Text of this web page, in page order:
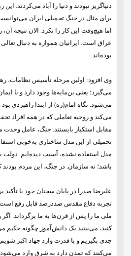
دنیاگریز نبودند و دنیا را آباد می‌کردند.
برای مثال در جنگ تحمیلی ایران
اما هیچ‌وقت این کار را نکرد. الان نتیجه
عراق است. ایرانیان همواره به دنبال
بوده‌اند.
وی افزود: اولین مرحله تأسیس نظامات،
می‌گیرد؛ یعنی بن‌مایه‌ها وجود دارد و با
می‌شود. نگاه امام(ره) از ابتدا راهبردی
می‌کند و روحیه تعاملی که در همه افراد
مقابل استکبار بایستند. جنگ، عامل وحدت
تحمیلی از این مدل ساختاری به‌خوبی
مدل استفاده نشده، آسیب دیده‌ایم. دولت
باشد؛ نه سازمان. در جنگ، این مردم بودند
علیرضا صدرا در پایان سخنان خود با تأکید
تجربه دفاع مقدس صددرصد قابل رفع
ملی ما را پس از قرن‌ها به ما برگرداند.
کنید، می‌بینید یک دانش‌آموز چگونه حکیم
جدی بگیریم و با قدرت وارد جهاد اکبر
می‌کنند که تمدن دارد به شرق وارد می‌شود